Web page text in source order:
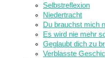
Selbstreflexion
Niedertracht
Du brauchst mich
Es wird nie mehr
Geglaubt dich zu
Verblasste